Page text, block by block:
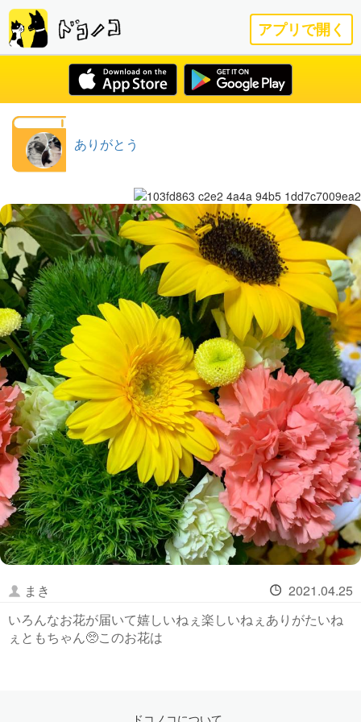
アプリで開く
ありがとう
まき
2021.04.25
いろんなお花が届いて嬉しいねぇ楽しいねぇありがたいね
ぇともちゃん🥺このお花は